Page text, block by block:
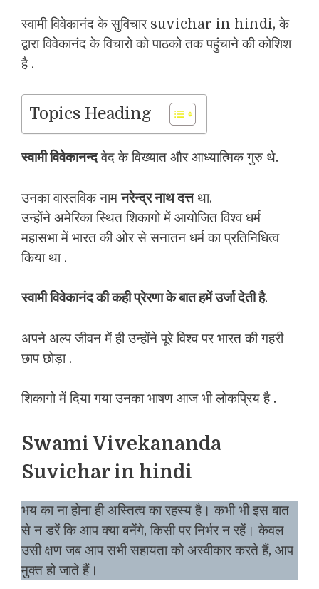
स्वामी विवेकानंद के सुविचार suvichar in hindi, के
द्वारा विवेकानंद के विचारो को पाठको तक पहुंचाने की कोशिश
है .
Topics Heading
स्वामी विवेकानन्दवेद के विख्यात और आध्यात्मिक गुरु थे.
उनका वास्तविक नामनरेन्द्र नाथ दत्तथा.
उन्होंने अमेरिका स्थित शिकागो में आयोजित विश्व धर्म
महासभा में भारत की ओर से सनातन धर्म का प्रतिनिधित्व
किया था .
स्वामी विवेकानंद की कही प्रेरणा के बात हमें उर्जा देती है.
अपने अल्प जीवन में ही उन्होंने पूरे विश्व पर भारत की गहरी
छाप छोड़ा .
शिकागो में दिया गया उनका भाषण आज भी लोकप्रिय है .
Swami Vivekananda
Suvichar in hindi
भय का ना होना ही अस्तित्व का रहस्य है। कभी भी इस बात
से न डरें कि आप क्या बनेंगे, किसी पर निर्भर न रहें। केवल
उसी क्षण जब आप सभी सहायता को अस्वीकार करते हैं, आप
मुक्त हो जाते हैं।